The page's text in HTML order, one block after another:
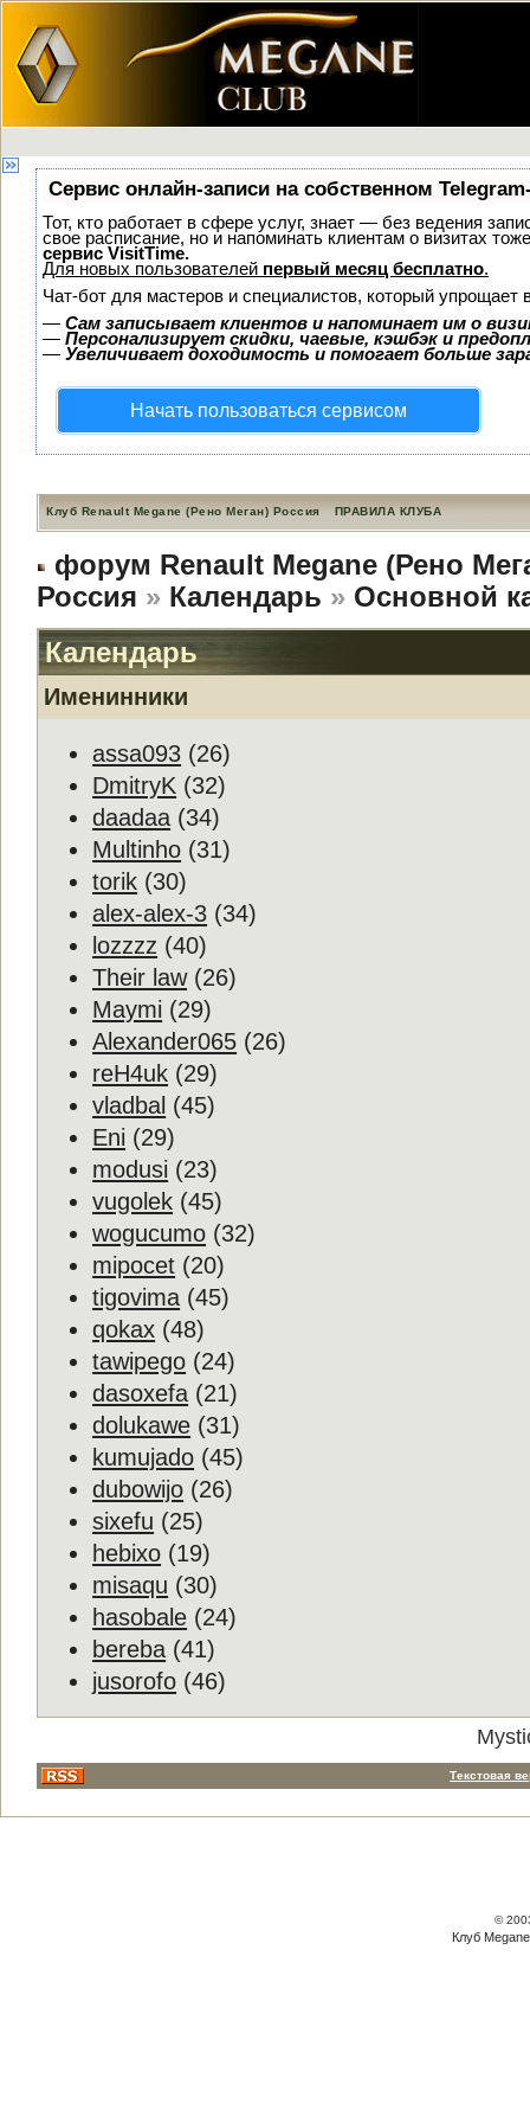
Сервис онлайн-записи на собственном
Тот, кто работает в сфере услуг, знает — без ведения
свое расписание, но и напоминать клиентам о визитах
сервис VisitTime.
Для новых пользователей первый месяц бесплатно.
Чат-бот для мастеров и специалистов, который упрощает
— Сам записывает клиентов и напоминает им о
— Персонализирует скидки, чаевые, кэшбэк и
— Увеличивает доходимость и помогает больше
Начать пользоваться сервисом
Клуб Renault Megane (Рено Меган) Россия ПРАВИЛА КЛУБА
форум Renault Megane (Рено
Россия » Календарь » Основной
Календарь
Именинники
assa093 (26)
DmitryK (32)
daadaa (34)
Multinho (31)
torik (30)
alex-alex-3 (34)
lozzzz (40)
Their law(26)
Maymi (29)
Alexander065 (26)
reH4uk (29)
vladbal (45)
Eni (29)
modusi (23)
vugolek (45)
wogucumo (32)
mipocet (20)
tigovima (45)
qokax (48)
tawipego (24)
dasoxefa (21)
dolukawe (31)
kumujado (45)
dubowijo (26)
sixefu (25)
hebixo (19)
misaqu (30)
hasobale (24)
bereba (41)
jusorofo (46)
Текстовая
©
Клуб